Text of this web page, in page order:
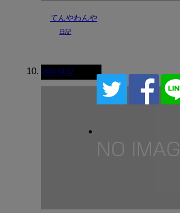
てんやわんや
日記
2004.04.07